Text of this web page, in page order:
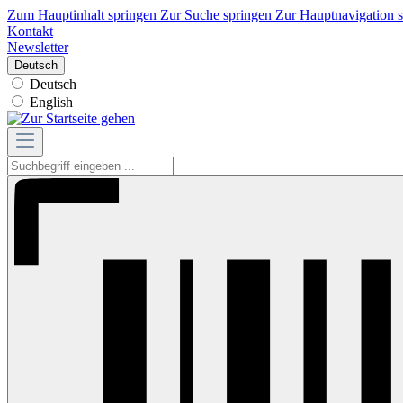
Zum Hauptinhalt springen Zur Suche springen Zur Hauptnavigation
Kontakt
Newsletter
Deutsch
Deutsch
English